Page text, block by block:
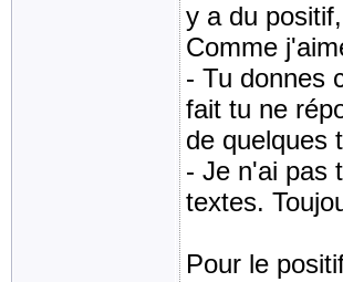
y a du
Comme
- Tu donnes
fait tu ne
de quelques
- Je n'ai pas
textes.
Pour le